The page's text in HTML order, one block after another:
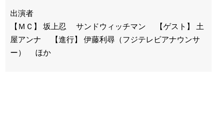
出演者
【ＭＣ】 坂上忍 サンドウィッチマン 【ゲスト】 土
屋アンナ 【進行】 伊藤利尋（フジテレビアナウンサ
ー） ほか